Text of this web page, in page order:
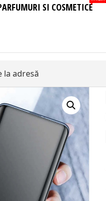
SI COSMETICE
la adresă